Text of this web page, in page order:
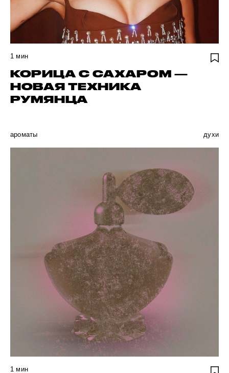
1 мин
КОРИЦА С САХАРОМ —
НОВАЯ ТЕХНИКА
РУМЯНЦА
ароматы духи
1 мин